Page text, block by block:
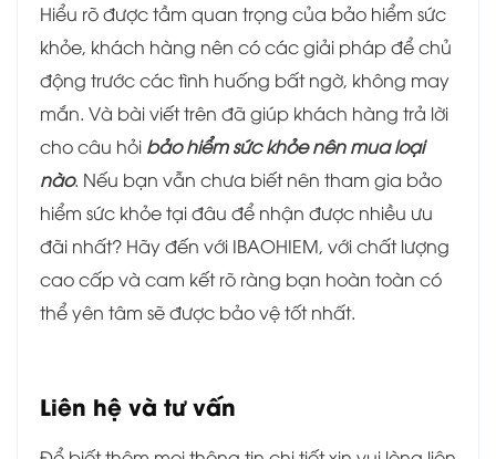
Hiểu rõ được tầm quan trọng của bảo hiểm sức
khỏe, khách hàng nên có các giải pháp để chủ
động trước các tình huống bất ngờ, không may
mắn. Và bài viết trên đã giúp khách hàng trả lời
cho câu hỏi bảo hiểm sức khỏe nên mua loại
nào. Nếu bạn vẫn chưa biết nên tham gia bảo
hiểm sức khỏe tại đâu để nhận được nhiều ưu
đãi nhất? Hãy đến với IBAOHIEM, với chất lượng
cao cấp và cam kết rõ ràng bạn hoàn toàn có
thể yên tâm sẽ được bảo vệ tốt nhất.
Liên hệ và tư vấn